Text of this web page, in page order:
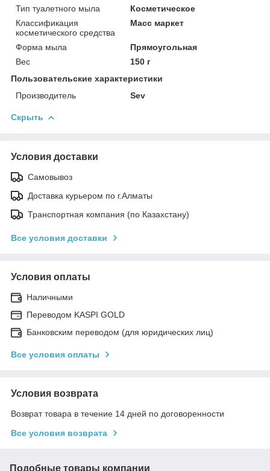
Тип туалетного мыла
Косметическое
Классификация
косметического средства
Масс маркет
Форма мыла
Прямоугольная
Вес
150 г
Пользовательские характеристики
Производитель
Sev
Скрыть
Условия доставки
Самовывоз
Доставка курьером по г.Алматы
Транспортная компания (по Казахстану)
Все условия доставки
Условия оплаты
Наличными
Переводом KASPI GOLD
Банковским переводом (для юридических лиц)
Все условия оплаты
Условия возврата
Возврат товара в течение 14 дней по договоренности
Все условия возврата
Подобные товары компании